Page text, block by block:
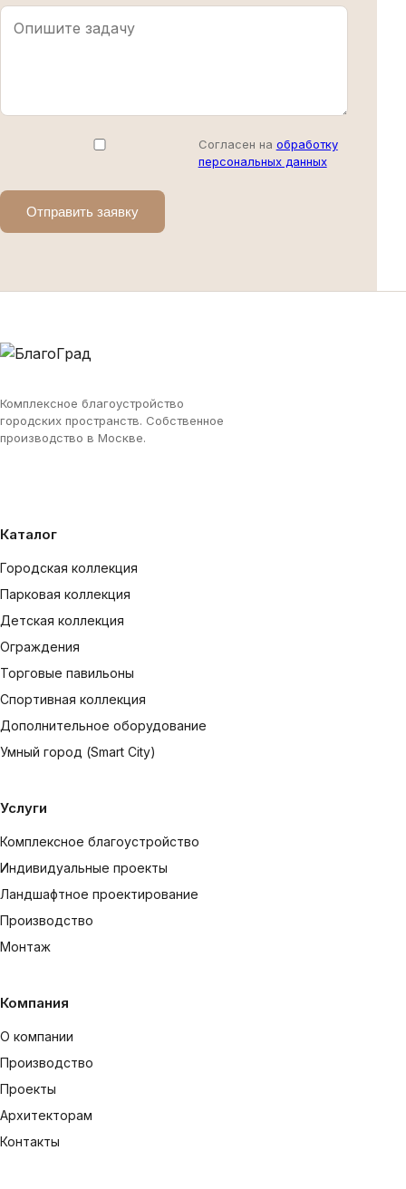
Согласен на обработку
персональных данных
Отправить заявку
Комплексное благоустройство
городских пространств. Собственное
производство в Москве.
Каталог
Городская коллекция
Парковая коллекция
Детская коллекция
Ограждения
Торговые павильоны
Спортивная коллекция
Дополнительное оборудование
Умный город (Smart City)
Услуги
Комплексное благоустройство
Индивидуальные проекты
Ландшафтное проектирование
Производство
Монтаж
Компания
О компании
Производство
Проекты
Архитекторам
Контакты